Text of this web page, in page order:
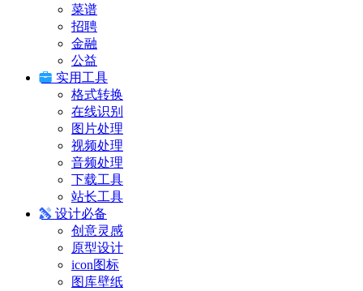
菜谱
招聘
金融
公益
实用工具
格式转换
在线识别
图片处理
视频处理
音频处理
下载工具
站长工具
设计必备
创意灵感
原型设计
icon图标
图库壁纸